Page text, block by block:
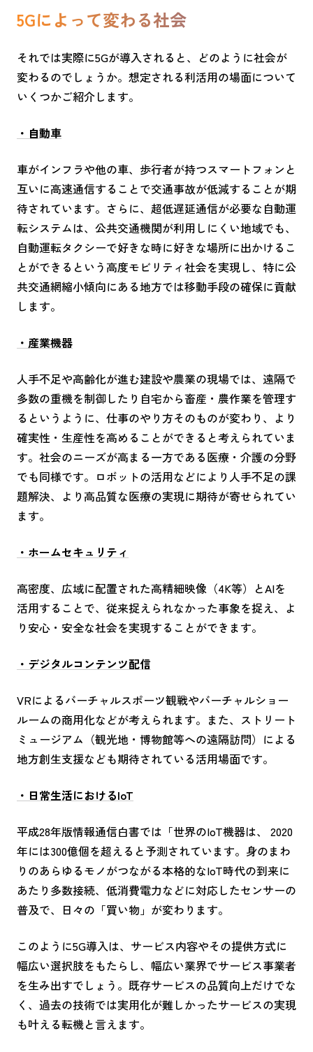
5Gによって変わる社会
それでは実際に5Gが導入されると、どのように社会が
変わるのでしょうか。想定される利活用の場面について
いくつかご紹介します。
・自動車
車がインフラや他の車、歩行者が持つスマートフォンと
互いに高速通信することで交通事故が低減することが期
待されています。さらに、超低遅延通信が必要な自動運
転システムは、公共交通機関が利用しにくい地域でも、
自動運転タクシーで好きな時に好きな場所に出かけるこ
とができるという高度モビリティ社会を実現し、特に公
共交通網縮小傾向にある地方では移動手段の確保に貢献
します。
・産業機器
人手不足や高齢化が進む建設や農業の現場では、遠隔で
多数の重機を制御したり自宅から畜産・農作業を管理す
るというように、仕事のやり方そのものが変わり、より
確実性・生産性を高めることができると考えられていま
す。社会のニーズが高まる一方である医療・介護の分野
でも同様です。ロボットの活用などにより人手不足の課
題解決、より高品質な医療の実現に期待が寄せられてい
ます。
・ホームセキュリティ
高密度、広域に配置された高精細映像（4K等）とAIを
活用することで、従来捉えられなかった事象を捉え、よ
り安心・安全な社会を実現することができます。
・デジタルコンテンツ配信
VRによるバーチャルスポーツ観戦やバーチャルショー
ルームの商用化などが考えられます。また、ストリート
ミュージアム（観光地・博物館等への遠隔訪問）による
地方創生支援なども期待されている活用場面です。
・日常生活におけるIoT
平成28年版情報通信白書では「世界のIoT機器は、 2020
年には300億個を超えると予測されています。身のまわ
りのあらゆるモノがつながる本格的なIoT時代の到来に
あたり多数接続、低消費電力などに対応したセンサーの
普及で、日々の「買い物」が変わります。
このように5G導入は、サービス内容やその提供方式に
幅広い選択肢をもたらし、幅広い業界でサービス事業者
を生み出すでしょう。既存サービスの品質向上だけでな
く、過去の技術では実用化が難しかったサービスの実現
も叶える転機と言えます。